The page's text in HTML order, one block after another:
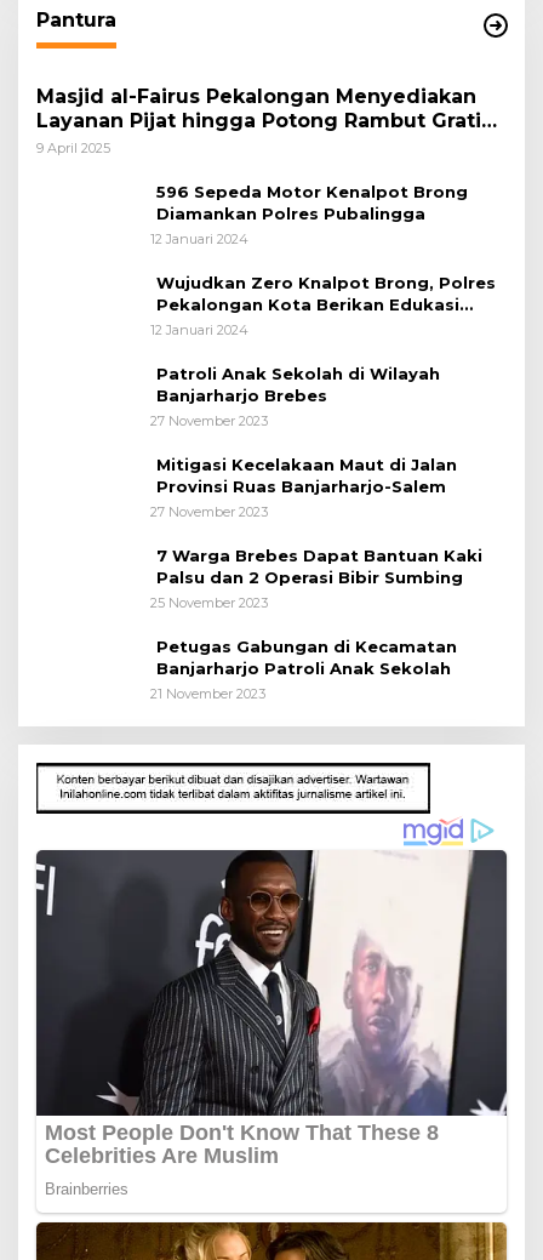
Pantura
Masjid al-Fairus Pekalongan Menyediakan
Layanan Pijat hingga Potong Rambut Gratis
bagi Pemudik Lebaran 2025
9 April 2025
596 Sepeda Motor Kenalpot Brong
Diamankan Polres Pubalingga
12 Januari 2024
Wujudkan Zero Knalpot Brong, Polres
Pekalongan Kota Berikan Edukasi
Kepada Pelajar
12 Januari 2024
Patroli Anak Sekolah di Wilayah
Banjarharjo Brebes
27 November 2023
Mitigasi Kecelakaan Maut di Jalan
Provinsi Ruas Banjarharjo-Salem
27 November 2023
7 Warga Brebes Dapat Bantuan Kaki
Palsu dan 2 Operasi Bibir Sumbing
25 November 2023
Petugas Gabungan di Kecamatan
Banjarharjo Patroli Anak Sekolah
21 November 2023